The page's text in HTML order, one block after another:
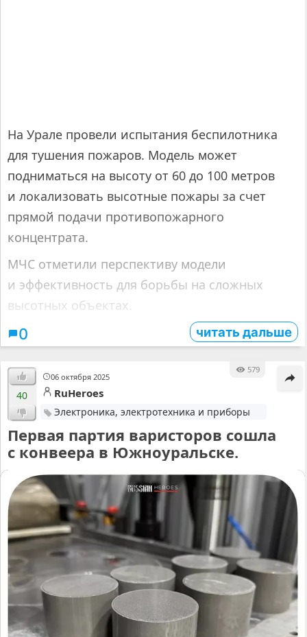
На Урале провели испытания беспилотника
для тушения пожаров. Модель может
подниматься на высоту от 60 до 100 метров
и локализовать высотные пожары за счет
прямой подачи противопожарного
концентрата.
МЧС отметили перспективу модели
и эффективность для борьбы на сложных
высотных объектах.
0 читать дальше
06 октября 2025
579
40 RuHeroes
Электроника, электротехника и приборы
Первая партия варисторов сошла
с конвеера в Южноуральске.